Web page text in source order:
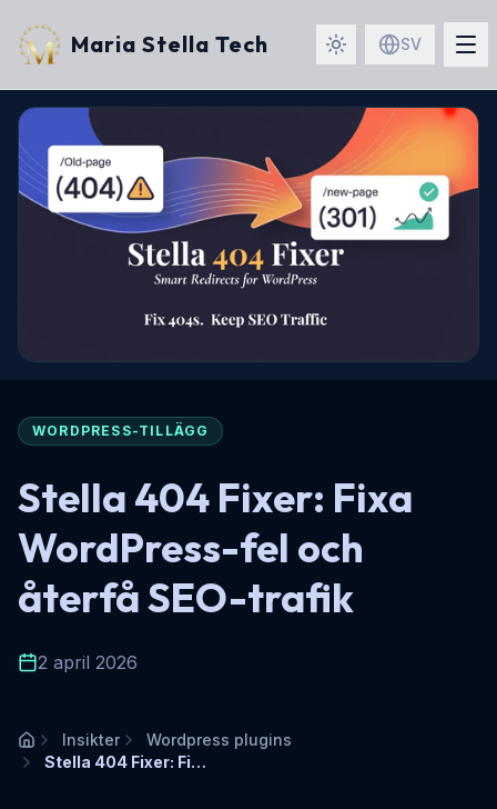
Maria Stella Tech SV
WORDPRESS-TILLÄGG
Stella 404 Fixer: Fixa
WordPress-fel och
återfå SEO-trafik
2 april 2026
Hem
Insikter
Wordpress plugins
Stella 404 Fixer: Fixa WordPress-fel och återfå SEO-trafik